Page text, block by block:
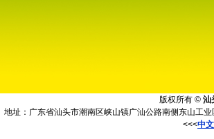
版权所有 ©汕
地址：广东省汕头市潮南区峡山镇广汕公路南侧东山工
<<<中